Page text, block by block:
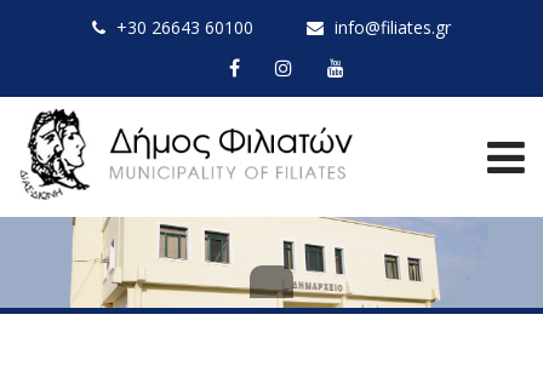
+30 26643 60100 info@filiates.gr